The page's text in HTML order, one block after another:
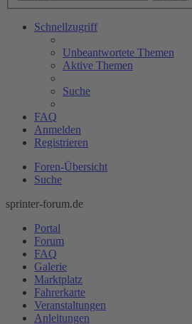
Schnellzugriff
Unbeantwortete Themen
Aktive Themen
Suche
FAQ
Anmelden
Registrieren
Foren-Übersicht
Suche
sprinter-forum.de
Portal
Forum
FAQ
Galerie
Marktplatz
Fahrerkarte
Veranstaltungen
Anleitungen